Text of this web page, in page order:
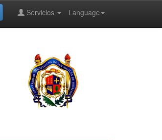
Language
Servicios